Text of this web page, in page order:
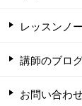
レッスンノ
講師のブロ
お問い合わ